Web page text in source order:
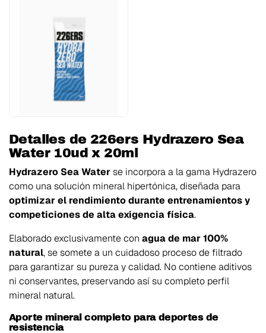
Detalles de 226ers Hydrazero Sea
Water 10ud x 20ml
Hydrazero Sea Waterse incorpora a la gama Hydrazero
como una solución mineral hipertónica, diseñada para
optimizar el rendimiento durante entrenamientos y
competiciones de alta exigencia física.
Elaborado exclusivamente con agua de mar 100%
natural, se somete a un cuidadoso proceso de filtrado
para garantizar su pureza y calidad. No contiene aditivos
ni conservantes, preservando así su completo perfil
mineral natural.
Aporte mineral completo para deportes de
resistencia